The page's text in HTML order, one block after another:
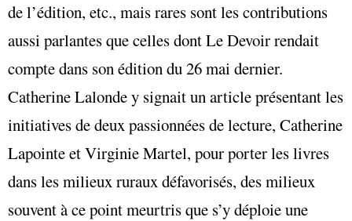
de l’édition, etc., mais rares sont les contributions
aussi parlantes que celles dont Le Devoir rendait
compte dans son édition du 26 mai dernier.
Catherine Lalonde y signait un article présentant les
initiatives de deux passionnées de lecture, Catherine
Lapointe et Virginie Martel, pour porter les livres
dans les milieux ruraux défavorisés, des milieux
souvent à ce point meurtris que s’y déploie une